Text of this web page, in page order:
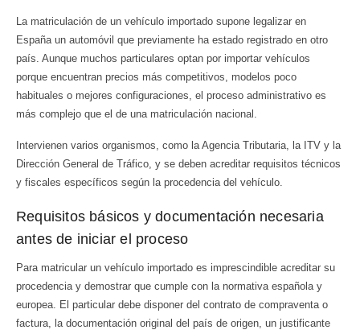
La matriculación de un vehículo importado supone legalizar en
España un automóvil que previamente ha estado registrado en otro
país. Aunque muchos particulares optan por importar vehículos
porque encuentran precios más competitivos, modelos poco
habituales o mejores configuraciones, el proceso administrativo es
más complejo que el de una matriculación nacional.
Intervienen varios organismos, como la Agencia Tributaria, la ITV y la
Dirección General de Tráfico, y se deben acreditar requisitos técnicos
y fiscales específicos según la procedencia del vehículo.
Requisitos básicos y documentación necesaria
antes de iniciar el proceso
Para matricular un vehículo importado es imprescindible acreditar su
procedencia y demostrar que cumple con la normativa española y
europea. El particular debe disponer del contrato de compraventa o
factura, la documentación original del país de origen, un justificante